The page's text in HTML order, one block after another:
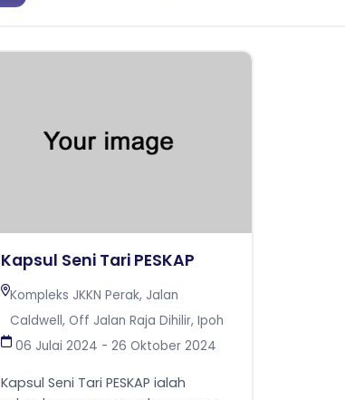
Kapsul Seni Tari PESKAP
Kompleks JKKN Perak, Jalan
Caldwell, Off Jalan Raja Dihilir, Ipoh
06 Julai 2024 - 26 Oktober 2024
Kapsul Seni Tari PESKAP ialah